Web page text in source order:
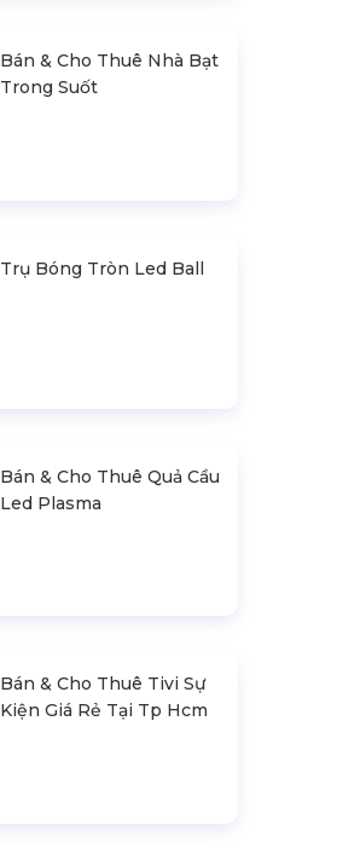
Bán & Cho Thuê Nhà Bạt
Trong Suốt
Trụ Bóng Tròn Led Ball
Bán & Cho Thuê Quả Cầu
Led Plasma
Bán & Cho Thuê Tivi Sự
Kiện Giá Rẻ Tại Tp Hcm